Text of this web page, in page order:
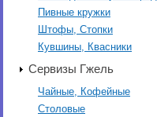
Пивные кружки
Штофы, Стопки
Кувшины, Квасники
Сервизы Гжель
Чайные, Кофейные
Столовые